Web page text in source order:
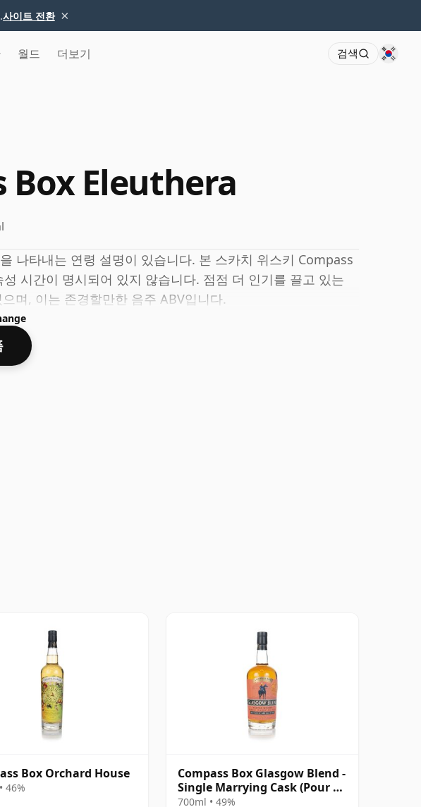
사이트 전환 ×
월드 더보기 검색
Box Eleuthera
나타내는 연령 설명이 있습니다. 본 스카치 위스키 Compass
시간이 명시되어 있지 않습니다. 점점 더 인기를 끌고 있는
며, 이는 존경할만한 음주 ABV입니다.
Box Orchard House
46%
Compass Box Glasgow Blend -
Single Marrying Cask (Pour &
Sip)
700ml • 49%